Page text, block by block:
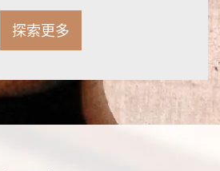
探索更多